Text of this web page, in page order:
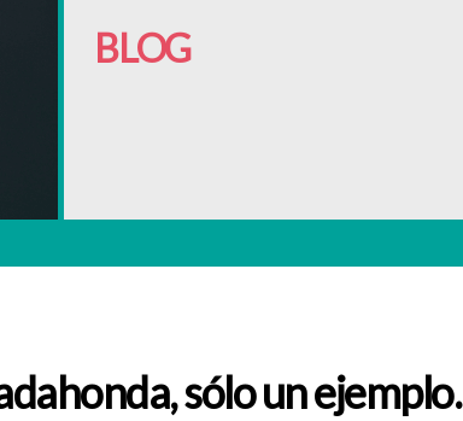
BLOG
sólo un ejemplo.